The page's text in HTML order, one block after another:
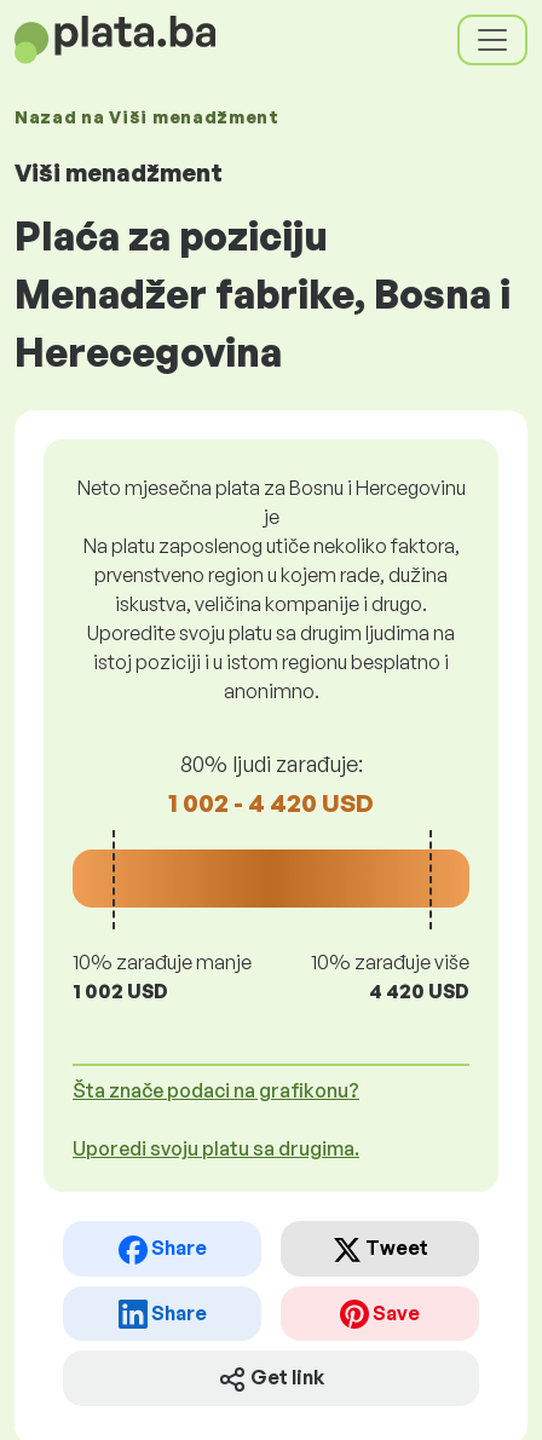
Nazad naViši menadžment
Viši menadžment
Plaća za poziciju
Menadžer fabrike, Bosna i
Herecegovina
Neto mjesečna plata za Bosnu i Hercegovinu
je
Na platu zaposlenog utiče nekoliko faktora,
prvenstveno region u kojem rade, dužina
iskustva, veličina kompanije i drugo.
Uporedite svoju platu sa drugim ljudima na
istoj poziciji i u istom regionu besplatno i
anonimno.
80% ljudi zarađuje:
1 002 - 4 420 USD
10% zarađuje manje
1 002 USD
10% zarađuje više
4 420 USD
Šta znače podaci na grafikonu?
Uporedi svoju platu sa drugima.
Share Tweet
Share Save
Get link